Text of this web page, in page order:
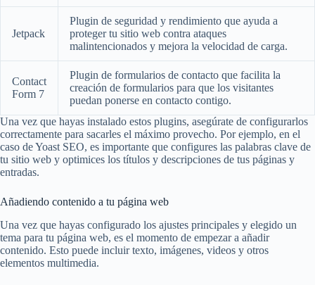
Jetpack
Plugin de seguridad y rendimiento que ayuda a
proteger tu sitio web contra ataques
malintencionados y mejora la velocidad de carga.
Contact
Form 7
Plugin de formularios de contacto que facilita la
creación de formularios para que los visitantes
puedan ponerse en contacto contigo.
Una vez que hayas instalado estos plugins, asegúrate de configurarlos
correctamente para sacarles el máximo provecho. Por ejemplo, en el
caso de Yoast SEO, es importante que configures las palabras clave de
tu sitio web y optimices los títulos y descripciones de tus páginas y
entradas.
Añadiendo contenido a tu página web
Una vez que hayas configurado los ajustes principales y elegido un
tema para tu página web, es el momento de empezar a añadir
contenido. Esto puede incluir texto, imágenes, videos y otros
elementos multimedia.